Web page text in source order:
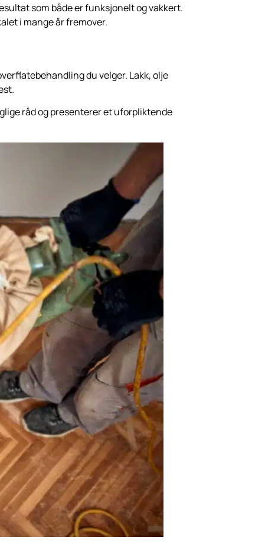
som både er funksjonelt og vakkert.
i mange år fremover.
du velger. Lakk, olje
råd og presenterer et uforpliktende